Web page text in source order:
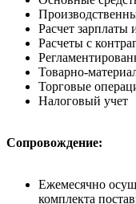
Расчет зарплаты
Расчеты с
Товарно-
Торговые
Налоговый учет
Сопровождение:
Ежемесячно
комплекта